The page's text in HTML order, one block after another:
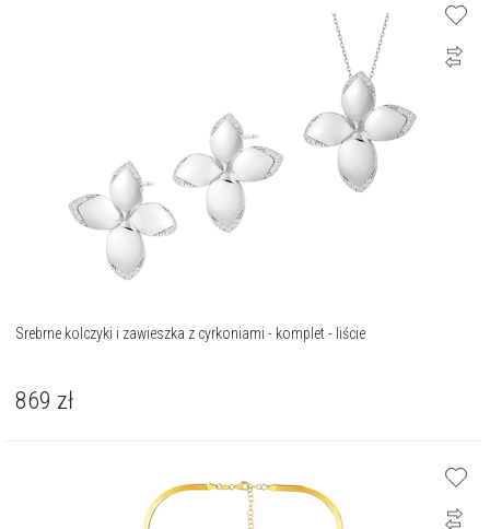
Srebrne kolczyki i zawieszka z cyrkoniami - komplet - liście
869 zł